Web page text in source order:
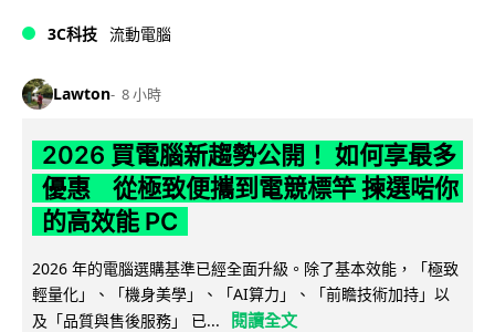
3C科技 流動電腦
Lawton 8 小時
2026 買電腦新趨勢公開！ 如何享最多
優惠 從極致便攜到電競標竿 揀選啱你
的高效能 PC
2026 年的電腦選購基準已經全面升級。除了基本效能，「極致
輕量化」、「機身美學」、「AI算力」、「前瞻技術加持」以
及「品質與售後服務」 已...
閱讀全文